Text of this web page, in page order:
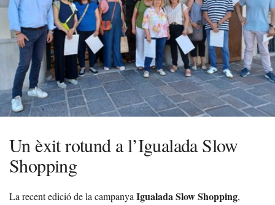
Un èxit rotund a l’Igualada Slow
Shopping
La recent edició de la campanya Igualada Slow Shopping,